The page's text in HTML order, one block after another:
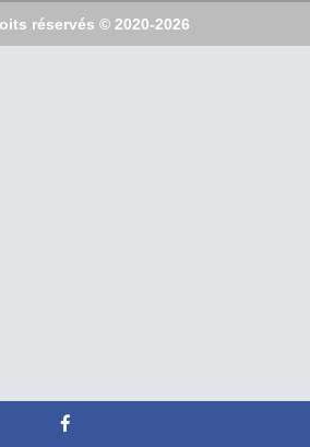
réservés © 2020-2026